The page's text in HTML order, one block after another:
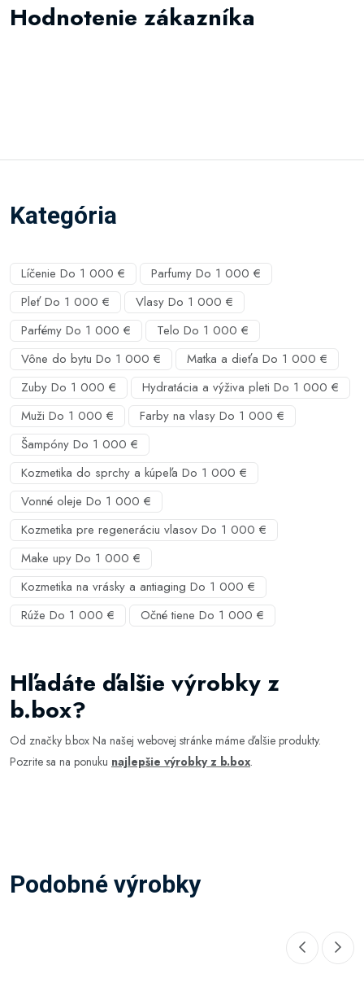
Hodnotenie zákazníka
Kategória
Líčenie Do 1 000 €
Parfumy Do 1 000 €
Pleť Do 1 000 €
Vlasy Do 1 000 €
Parfémy Do 1 000 €
Telo Do 1 000 €
Vône do bytu Do 1 000 €
Matka a dieťa Do 1 000 €
Zuby Do 1 000 €
Hydratácia a výživa pleti Do 1 000 €
Muži Do 1 000 €
Farby na vlasy Do 1 000 €
Šampóny Do 1 000 €
Kozmetika do sprchy a kúpeľa Do 1 000 €
Vonné oleje Do 1 000 €
Kozmetika pre regeneráciu vlasov Do 1 000 €
Make upy Do 1 000 €
Kozmetika na vrásky a antiaging Do 1 000 €
Rúže Do 1 000 €
Očné tiene Do 1 000 €
Hľadáte ďalšie výrobky z
b.box?
Od značky b.box Na našej webovej stránke máme ďalšie produkty.
Pozrite sa na ponuku najlepšie výrobky z b.box.
Podobné výrobky